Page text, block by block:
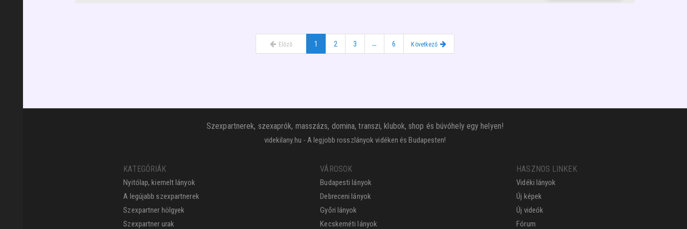
Előző 1 2 3 … 6 Következő
Szexpartnerek, szexaprók, masszázs, domina, transzi, klubok, shop és búvóhely egy helyen!
videkilany.hu - A legjobb rosszlányok vidéken és Budapesten!
KATEGÓRIÁK
Nyitólap, kiemelt lányok
A legújabb szexpartnerek
Szexpartner hölgyek
Szexpartner urak
VÁROSOK
Budapesti lányok
Debreceni lányok
Győri lányok
Kecskeméti lányok
HASZNOS LINKEK
Vidéki lányok
Új képek
Új videók
Fórum